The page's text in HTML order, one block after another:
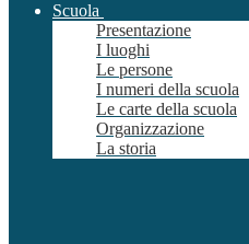
Scuola
Presentazione
I luoghi
Le persone
I numeri della scuola
Le carte della scuola
Organizzazione
La storia